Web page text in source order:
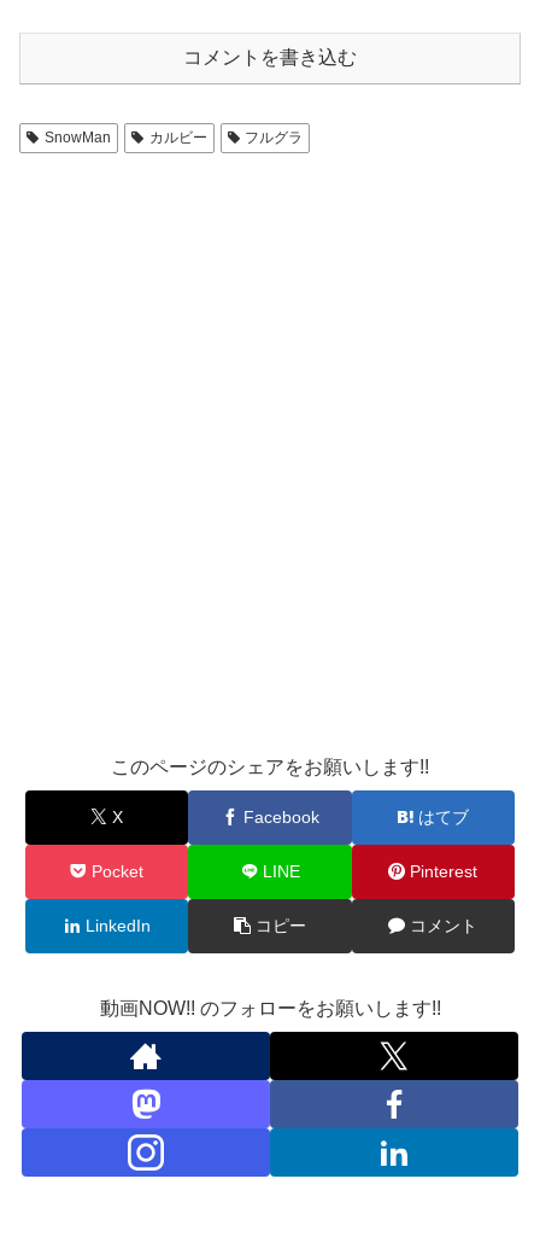
コメントを書き込む
SnowMan カルビー フルグラ
このページのシェアをお願いします!!
X Facebook はてブ
Pocket LINE Pinterest
LinkedIn コピー コメント
動画NOW!! のフォローをお願いします!!